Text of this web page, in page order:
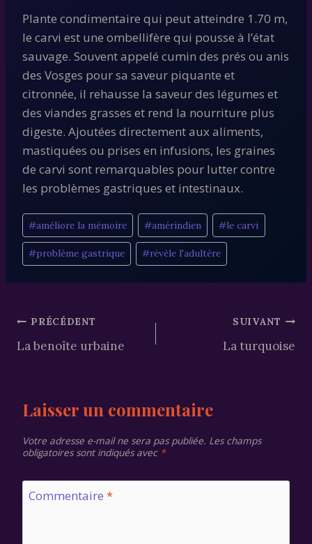
Plante condimentaire qui peut atteindre 1.70 m,
le carvi est une ombellifère qui pousse à l’état
sauvage. Souvent appelé cumin des prés ou anis
des Vosges pour sa saveur piquante et
citronnée, il rehausse la saveur des légumes et
des viandes grasses et rend la nourriture plus
digeste. Ajoutées directement aux aliments,
mastiquées ou prises en infusions, les graines
de carvi sont remarquables pour lutter contre
les problèmes gastriques et intestinaux.
Étiquettes
de
la
#améliore la mémoire #amérindien #le carvi
#problème gastrique #révèle l'adultère
Navigation
de
PRÉCÉDENT
La benoîte urbaine
SUIVANT
La turquoise
Laisser un commentaire
Votre adresse e-mail ne sera pas publiée. Les champs
obligatoires sont indiqués avec *
Commentaire *